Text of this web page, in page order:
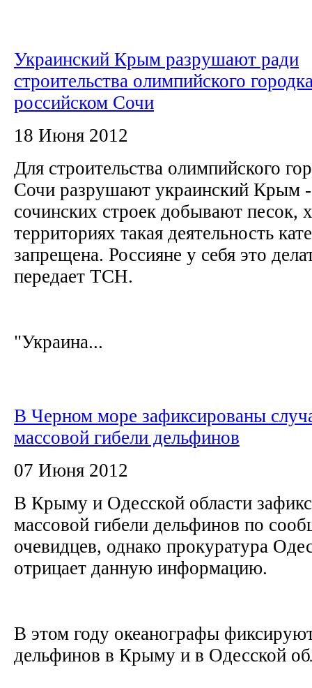
Украинский Крым разрушают ради
строительства олимпийского
российском Сочи
18 Июня 2012
Для строительства олимпийского
Сочи разрушают украинский Крым -
сочинских строек добывают песок,
территориях такая деятельность
запрещена. Россияне у себя это
передает ТСН.
"Украина...
В Черном море зафиксированы
массовой гибели дельфинов
07 Июня 2012
В Крыму и Одесской области
массовой гибели дельфинов по
очевидцев, однако прокуратура
отрицает данную информацию.
В этом году океанографы
дельфинов в Крыму и в Одесской